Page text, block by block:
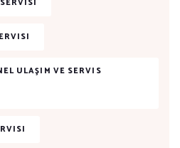
ULAŞIM VE SERVIS